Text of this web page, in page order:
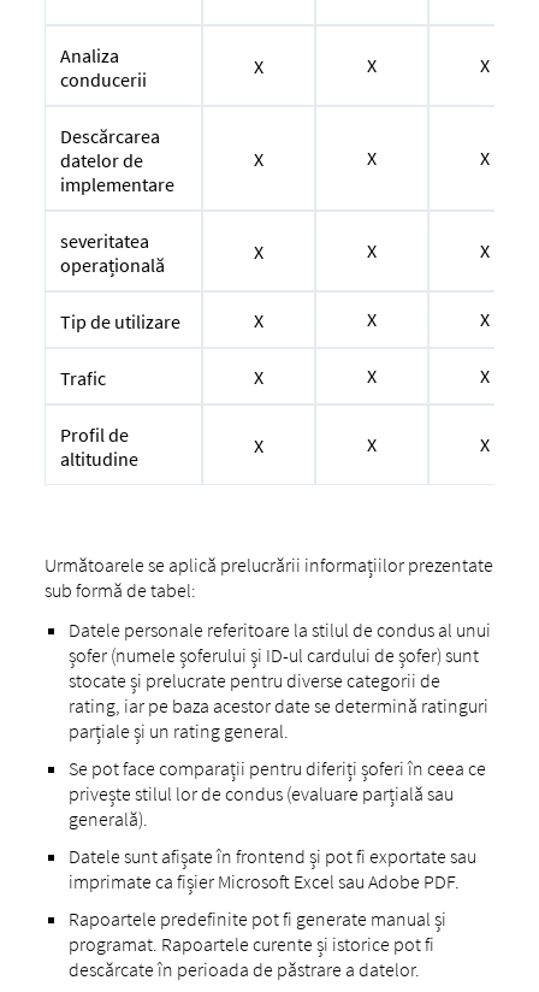
Analiza
conducerii
X X X
Descărcarea
datelor de
implementare
X X X
severitatea
operațională
X X X
Tip de utilizare X X X
Trafic X X X
Profil de
altitudine
X X X
Următoarele se aplică prelucrării informațiilor prezentate
sub formă de tabel:
Datele personale referitoare la stilul de condus al unui
șofer (numele șoferului și ID-ul cardului de șofer) sunt
stocate și prelucrate pentru diverse categorii de
rating, iar pe baza acestor date se determină ratinguri
parțiale și un rating general.
Se pot face comparații pentru diferiți șoferi în ceea ce
privește stilul lor de condus (evaluare parțială sau
generală).
Datele sunt afișate în frontend și pot fi exportate sau
imprimate ca fișier Microsoft Excel sau Adobe PDF.
Rapoartele predefinite pot fi generate manual și
programat. Rapoartele curente și istorice pot fi
descărcate în perioada de păstrare a datelor.